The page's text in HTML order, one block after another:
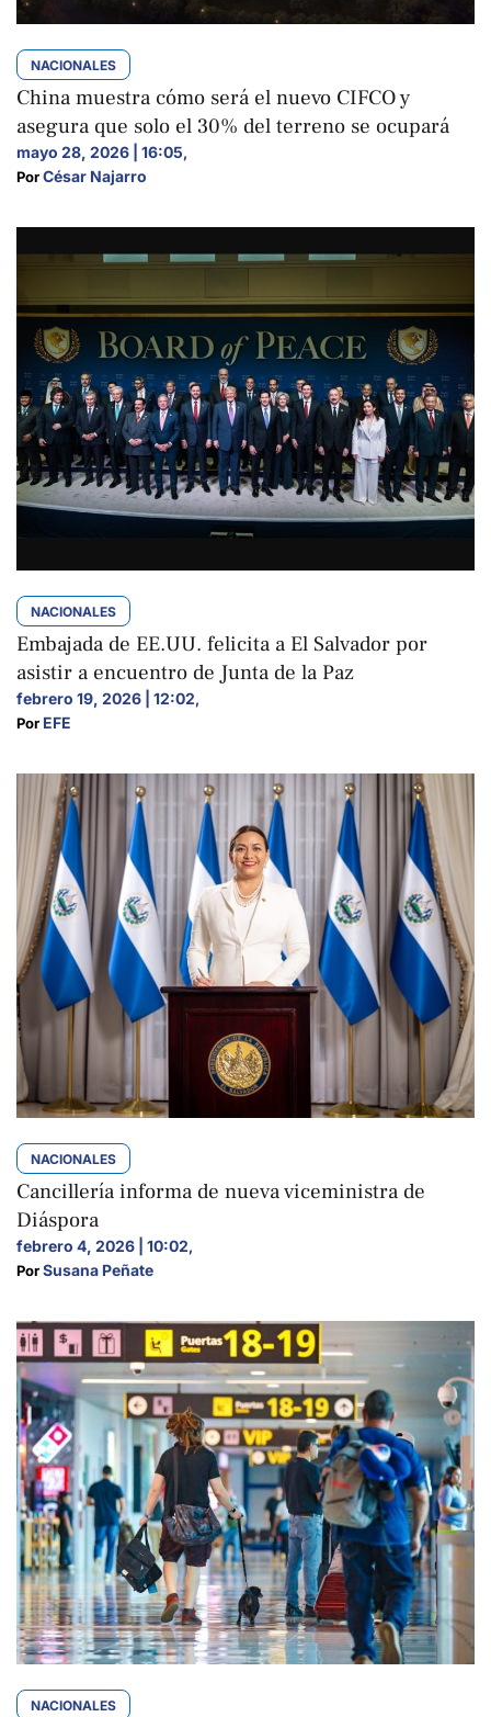
NACIONALES
China muestra cómo será el nuevo CIFCO y
asegura que solo el 30% del terreno se ocupará
mayo 28, 2026 | 16:05,
Por César Najarro
NACIONALES
Embajada de EE.UU. felicita a El Salvador por
asistir a encuentro de Junta de la Paz
febrero 19, 2026 | 12:02,
Por EFE
NACIONALES
Cancillería informa de nueva viceministra de
Diáspora
febrero 4, 2026 | 10:02,
Por Susana Peñate
NACIONALES